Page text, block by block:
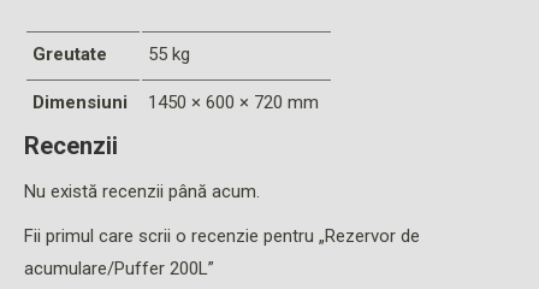
Greutate 55 kg
Dimensiuni 1450 × 600 × 720 mm
Recenzii
Nu există recenzii până acum.
Fii primul care scrii o recenzie pentru „Rezervor de
acumulare/Puffer 200L”